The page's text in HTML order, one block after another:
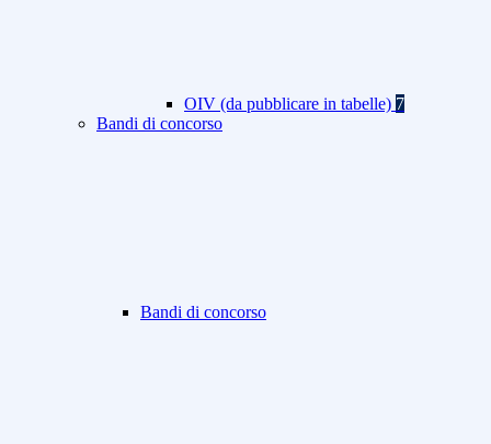
OIV (da pubblicare in tabelle) 7
Bandi di concorso
Bandi di concorso